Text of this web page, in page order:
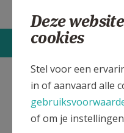
VIERINGEN
SHOP
ZOEKEN
HULP
Leuven
STARTPAGINA
Verbergen
Sint
Deze
cookies
Stel voor een
in of aanvaard alle
of om je